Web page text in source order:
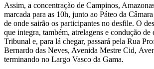
Assim, a concentração de Campinos,
marcada para as 10h, junto ao Páteo da
de onde sairão os participantes no desfile. O
que integra, também, atrelagens e condução de
Tribunal e, para lá chegar, passará pela Rua
Bernardo das Neves, Avenida Mestre Cid,
terminando no Largo Vasco da Gama.